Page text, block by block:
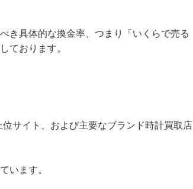
き具体的な換金率、つまり「いくらで売る
ております。
位サイト、および主要なブランド時計買取店
います。